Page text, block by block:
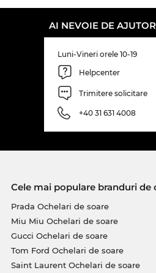
pentru ochii tăi.
Noua comanda a furnizorilor
tine va fi curând pe stoc. Noi
incredibil de convenabil va
să aştepţi puţin. Acum poţi
model la un preţ incredibil de
ştie: Edel-Optics este un
normale, care îţi permit să
AI NEVOIE DE
Luni-Vineri orele 10-19
Helpcenter
Trimitere solicitare
+40 31 631 4008
Cele mai populare branduri de
Prada Ochelari de soare
Miu Miu Ochelari de soare
Gucci Ochelari de soare
Tom Ford Ochelari de soare
Saint Laurent Ochelari de soare